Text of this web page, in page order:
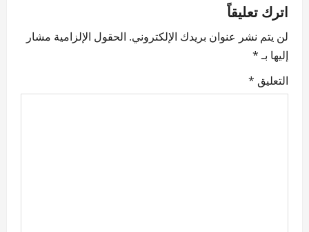
v
i
g
a
اترك تعليقاً
لن يتم نشر عنوان بريدك الإلكتروني. الحقول الإلزامية مشار
إليها بـ*
التعليق *